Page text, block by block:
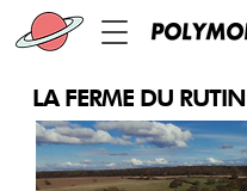
LA FERME DU RUTIN